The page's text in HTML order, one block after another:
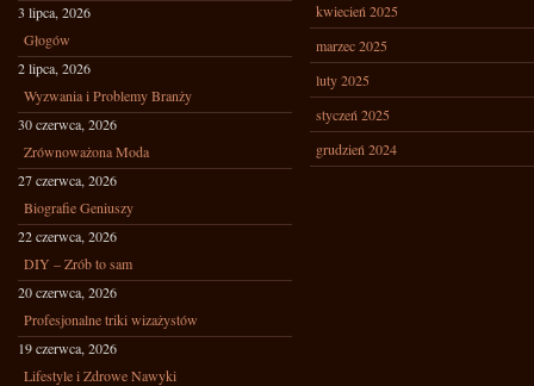
3 lipca, 2026
Głogów
2 lipca, 2026
Wyzwania i Problemy Branży
30 czerwca, 2026
Zrównoważona Moda
27 czerwca, 2026
Biografie Geniuszy
22 czerwca, 2026
DIY – Zrób to sam
20 czerwca, 2026
Profesjonalne triki wizażystów
19 czerwca, 2026
Lifestyle i Zdrowe Nawyki
kwiecień 2025
marzec 2025
luty 2025
styczeń 2025
grudzień 2024